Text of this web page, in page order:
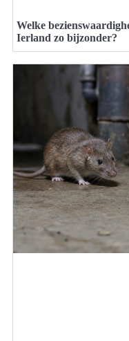
Welke
Ierland zo bijzonder?